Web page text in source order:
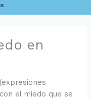
en
(expresiones
el miedo que se